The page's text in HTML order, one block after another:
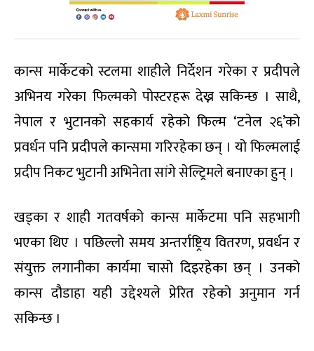
कान्स मार्केटको स्टलमा शाहीले निर्देशन गरेका र प्रदीपले
अभिनय गरेका फिल्मको पोस्टरहरू देख्न सकिन्छ । साथै,
नेपाल र भुटानको सहकार्य रहेको फिल्म ‘टनेल २६’को
प्रवर्धन पनि प्रदीपले कान्समा गरिरहेका छन् । यो फिल्मलाई
प्रदीप निकट भुटानी अभिनेता सांगे सेल्ट्रिमले बनाएका हुन् ।
खड्का र शाही गतवर्षको कान्स मार्केटमा पनि सहभागी
भएका थिए । पछिल्लो समय अन्तर्राष्ट्रिय वितरण, प्रवर्धन र
संयुक्त लगानीका कार्यमा चासो दिइरहेका छन् । उनको
कान्स दौडाहा यही उद्देश्यले प्रेरित रहेको अनुमान गर्न
सकिन्छ ।